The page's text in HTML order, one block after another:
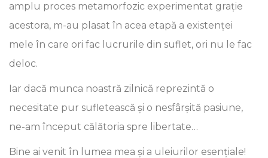
amplu proces metamorfozic experimentat grație
acestora, m-au plasat în acea etapă a existenței
mele în care ori fac lucrurile din suflet, ori nu le fac
deloc.
Iar dacă munca noastră zilnică reprezintă o
necesitate pur sufletească și o nesfârșită pasiune,
ne-am început călătoria spre libertate…
Bine ai venit în lumea mea și a uleiurilor esențiale!